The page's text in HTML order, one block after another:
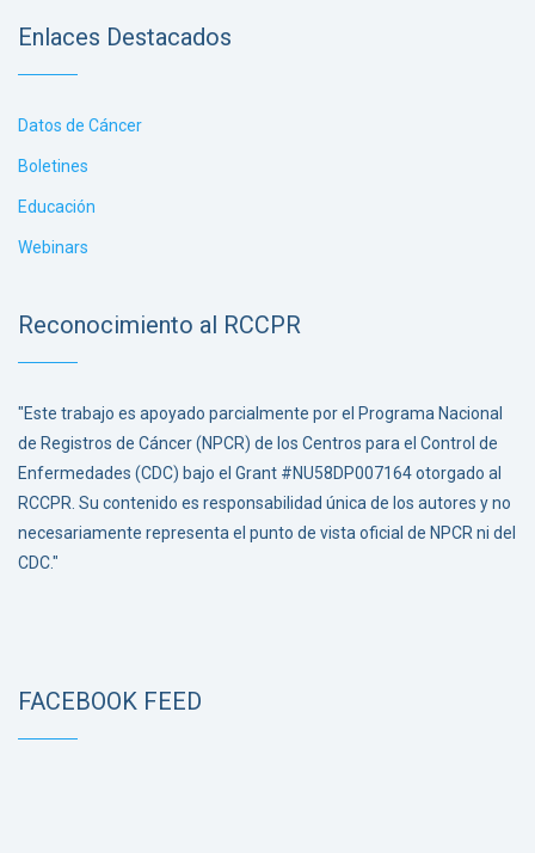
Enlaces Destacados
Datos de Cáncer
Boletines
Educación
Webinars
Reconocimiento al RCCPR
"Este trabajo es apoyado parcialmente por el Programa Nacional
de Registros de Cáncer (NPCR) de los Centros para el Control de
Enfermedades (CDC) bajo el Grant #NU58DP007164 otorgado al
RCCPR. Su contenido es responsabilidad única de los autores y no
necesariamente representa el punto de vista oficial de NPCR ni del
CDC."
FACEBOOK FEED